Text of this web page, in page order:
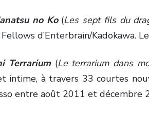
no Ko (Les sept fils du
d’Enterbrain/Kadokawa.
Terrarium (Le terrarium dans
intime, à travers 33 courtes
entre août 2011 et décembre